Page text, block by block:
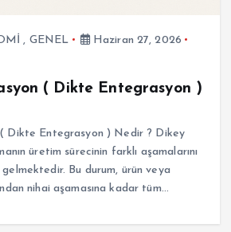
, GENEL
Haziran 27, 2026
( Dikte Entegrasyon )
Dikte Entegrasyon ) Nedir ? Dikey
üretim sürecinin farklı aşamalarını
gelmektedir. Bu durum, ürün veya
nihai aşamasına kadar tüm…